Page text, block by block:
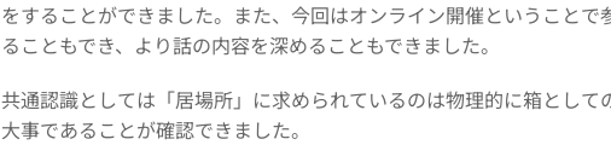
をすることができました。また、今回はオンライン開催ということ
ることもでき、より話の内容を深めることもできました。
共通認識としては「居場所」に求められているのは物理的に箱とし
大事であることが確認できました。